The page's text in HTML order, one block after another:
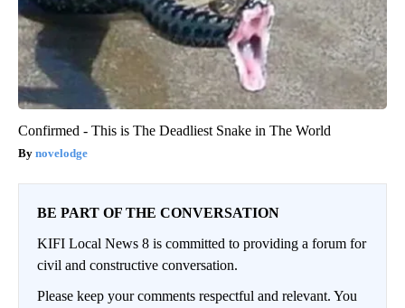
Confirmed - This is The Deadliest Snake in The World
novelodge
BE PART OF THE CONVERSATION
KIFI Local News 8 is committed to providing a forum for
civil and constructive conversation.
Please keep your comments respectful and relevant. You